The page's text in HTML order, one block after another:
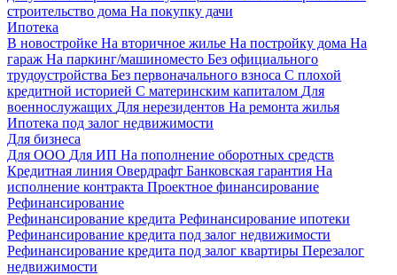
строительство дома На покупку дачи
Ипотека
В новостройке На вторичное жилье На постройку дома На
гараж На паркинг/машиноместо Без официального
трудоустройства Без первоначального взноса С плохой
кредитной историей С материнским капиталом Для
военнослужащих Для нерезидентов На ремонта жилья
Ипотека под залог недвижимости
Для бизнеса
Для ООО Для ИП На пополнение оборотных средств
Кредитная линия Овердрафт Банковская гарантия На
исполнение контракта Проектное финансирование
Рефинансирование
Рефинансирование кредита Рефинансирование ипотеки
Рефинансирование кредита под залог недвижимости
Рефинансирование кредита под залог квартиры Перезалог
недвижимости